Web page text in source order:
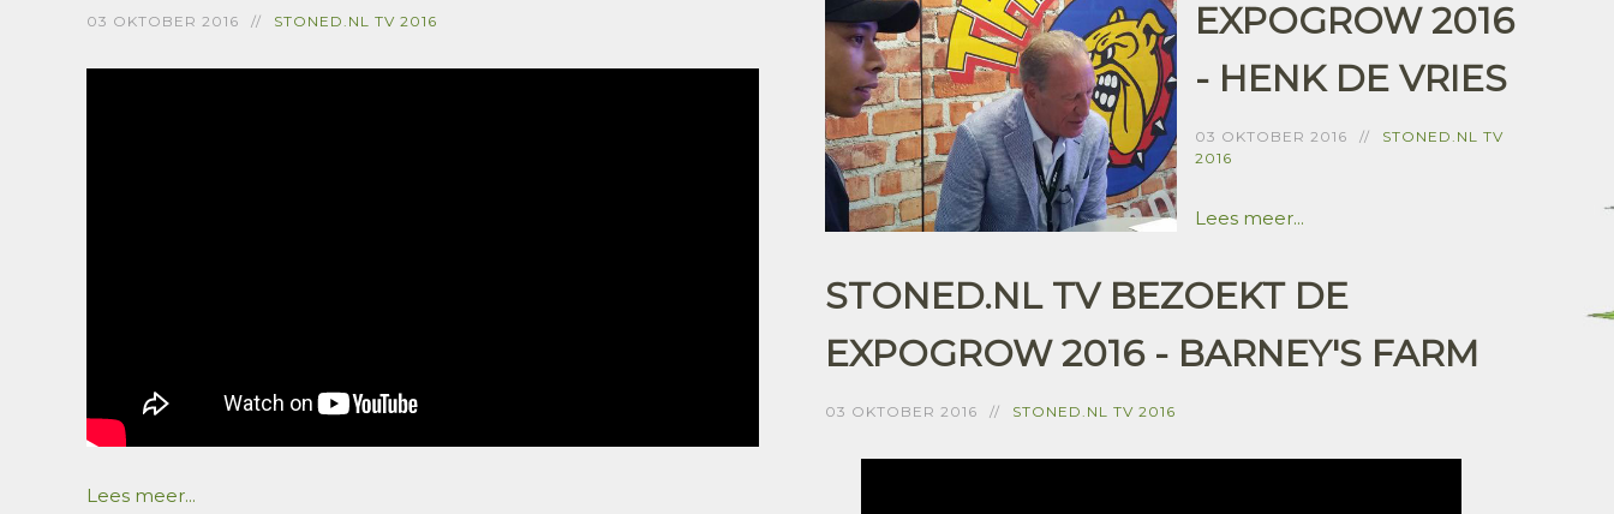
03 OKTOBER 2016 STONED.NL TV 2016
Lees meer...
EXPOGROW 2016
- HENK DE VRIES
03 OKTOBER 2016
STONED.NL TV
2016
Lees meer...
STONED.NL TV BEZOEKT DE
EXPOGROW 2016 - BARNEY'S FARM
03 OKTOBER 2016 STONED.NL TV 2016